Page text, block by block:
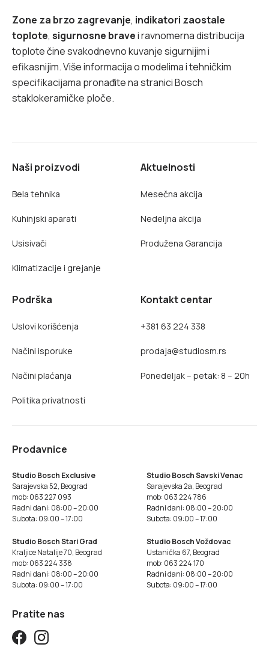
Zone za brzo zagrevanje, indikatori zaostale
toplote, sigurnosne bravei ravnomerna distribucija
toplote čine svakodnevno kuvanje sigurnijim i
efikasnijim. Više informacija o modelima i tehničkim
specifikacijama pronađite na straniciBosch
staklokeramičke ploče.
Naši proizvodi
Bela tehnika
Kuhinjski aparati
Usisivači
Klimatizacije i grejanje
Aktuelnosti
Mesečna akcija
Nedeljna akcija
Produžena Garancija
Podrška
Uslovi korišćenja
Načini isporuke
Načini plaćanja
Politika privatnosti
Kontakt centar
+381 63 224 338
prodaja@studiosm.rs
Ponedeljak – petak: 8 – 20h
Prodavnice
Studio Bosch Exclusive
Sarajevska 52, Beograd
mob: 063 227 093
Radni dani: 08:00 – 20:00
Subota: 09:00 – 17:00
Studio Bosch Savski Venac
Sarajevska 2a, Beograd
mob: 063 224 786
Radni dani: 08:00 – 20:00
Subota: 09:00 – 17:00
Studio Bosch Stari Grad
Kraljice Natalije 70, Beograd
mob: 063 224 338
Radni dani: 08:00 – 20:00
Subota: 09:00 – 17:00
Studio Bosch Voždovac
Ustanička 67, Beograd
mob: 063 224 170
Radni dani: 08:00 – 20:00
Subota: 09:00 – 17:00
Pratite nas